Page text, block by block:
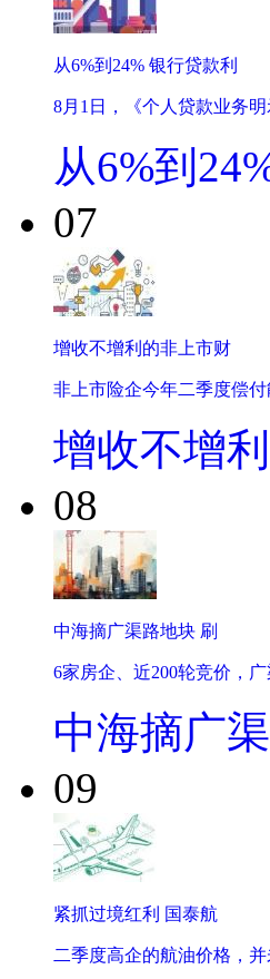
从6%到24% 银行贷款利
8月1日，《个人贷款业务明
从6%到
07
增收不增利的非上市财
非上市险企今年二季度偿付
增收不增
08
中海摘广渠路地块 刷
6家房企、近200轮竞价，广
中海摘广
09
紧抓过境红利 国泰航
二季度高企的航油价格，并